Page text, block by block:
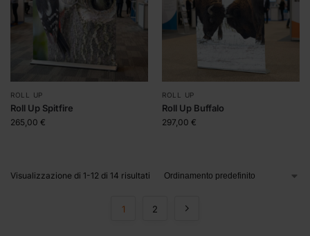
ROLL UP
Roll Up Spitfire
265,00 €
ROLL UP
Roll Up Buffalo
297,00 €
Visualizzazione di 1-12 di 14 risultati
1 2